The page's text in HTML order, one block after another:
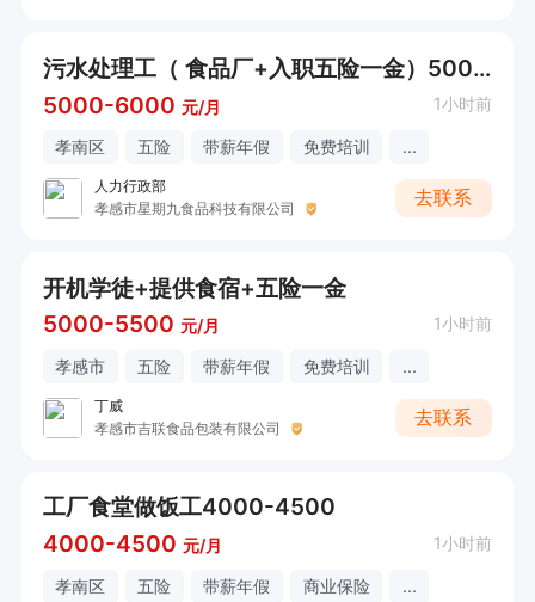
污水处理工（ 食品厂+入职五险一金）5000-6000
5000-6000 元/月 1小时前
孝南区 五险 带薪年假 免费培训 ...
人力行政部
孝感市星期九食品科技有限公司
去联系
开机学徒+提供食宿+五险一金
5000-5500 元/月 1小时前
孝感市 五险 带薪年假 免费培训 ...
丁威
孝感市吉联食品包装有限公司
去联系
工厂食堂做饭工4000-4500
4000-4500 元/月 1小时前
孝南区 五险 带薪年假 商业保险 ...